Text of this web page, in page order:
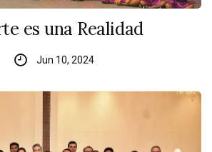
es una Realidad
Jun 10, 2024